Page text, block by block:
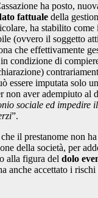
ha posto,
fattuale della
ha stabilito come
(ovvero il soggetto
che effettivamente
condizione di
essere imputata solo
non aver adempiuto al
sociale ed impedire
”.
il prestanome non
della società, per
alla figura del dolo
anche accettato i rischi